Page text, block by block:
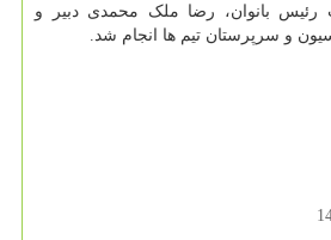
رئیس بانوان، رضا ملک محمدی دبیر و
و سرپرستان تیم ها انجام شد.